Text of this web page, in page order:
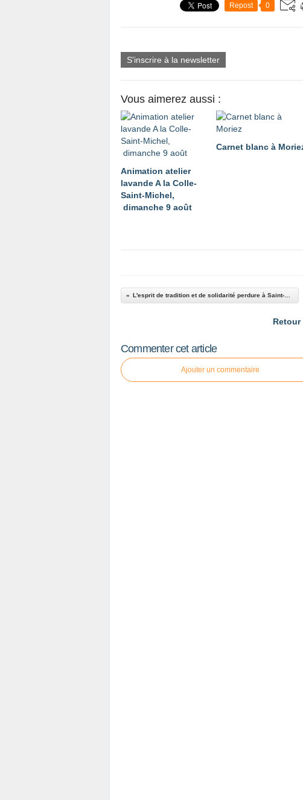
Repost 0
S'inscrire à la newsletter
Vous aimerez aussi :
Animation atelier
lavande A la Colle-
Saint-Michel,
dimanche 9 août
Carnet blanc à
Retour
Commenter cet article
Ajouter un commentaire